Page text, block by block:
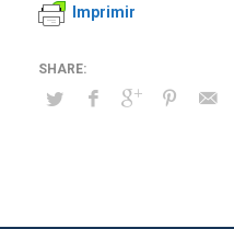
Imprimir